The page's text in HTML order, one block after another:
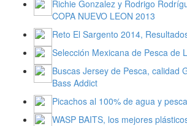
Richie Gonzalez y Rodrigo
COPA NUEVO LEON 2013
Reto El Sargento 2014,
Selección Mexicana de Pesca de
Buscas Jersey de Pesca, calidad
Bass Addict
Picachos al 100% de agua y pesca
WASP BAITS, los mejores